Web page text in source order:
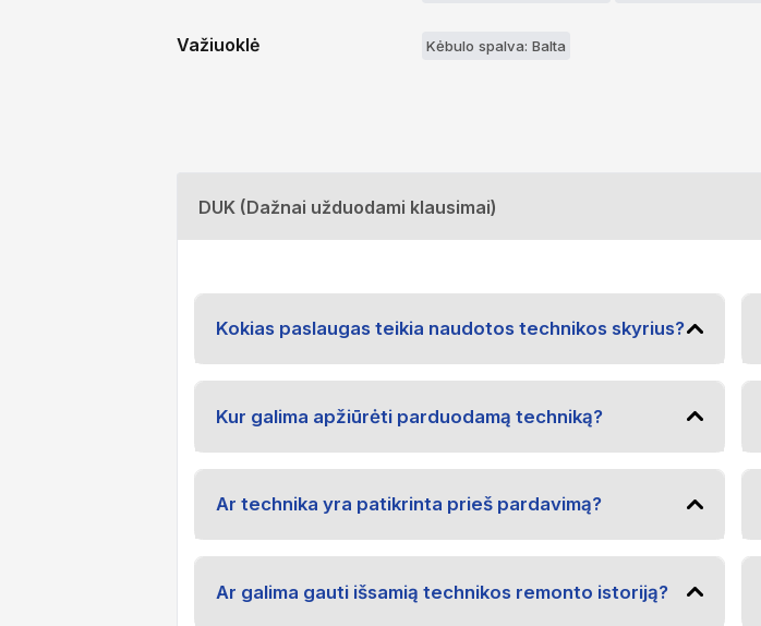
Važiuoklė Kėbulo spalva: Balta
DUK (Dažnai užduodami klausimai)
Kokias paslaugas teikia naudotos technikos skyrius?
Kur galima apžiūrėti parduodamą techniką?
Ar technika yra patikrinta prieš pardavimą?
Ar galima gauti išsamią technikos remonto istoriją?